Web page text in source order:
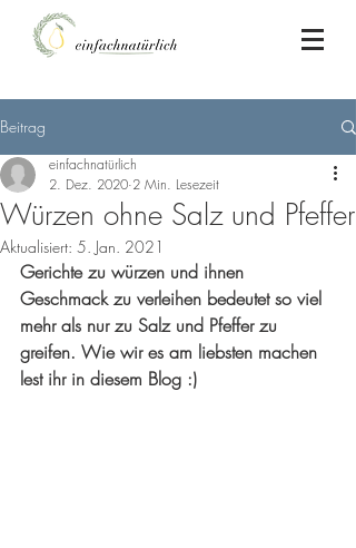
Beitrag
Würzen ohne Salz und Pfeffer
einfachnatürlich
2. Dez. 2020 2 Min. Lesezeit
Aktualisiert: 5. Jan. 2021
Gerichte zu würzen und ihnen
Geschmack zu verleihen bedeutet so viel
mehr als nur zu Salz und Pfeffer zu
greifen. Wie wir es am liebsten machen
lest ihr in diesem Blog :)